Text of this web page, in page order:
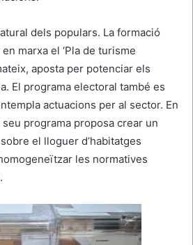
dels populars. La formació
marxa el ‘Pla de turisme
aposta per potenciar els
El programa electoral també es
actuacions per al sector. En
programa proposa crear un
el lloguer d’habitatges
les normatives